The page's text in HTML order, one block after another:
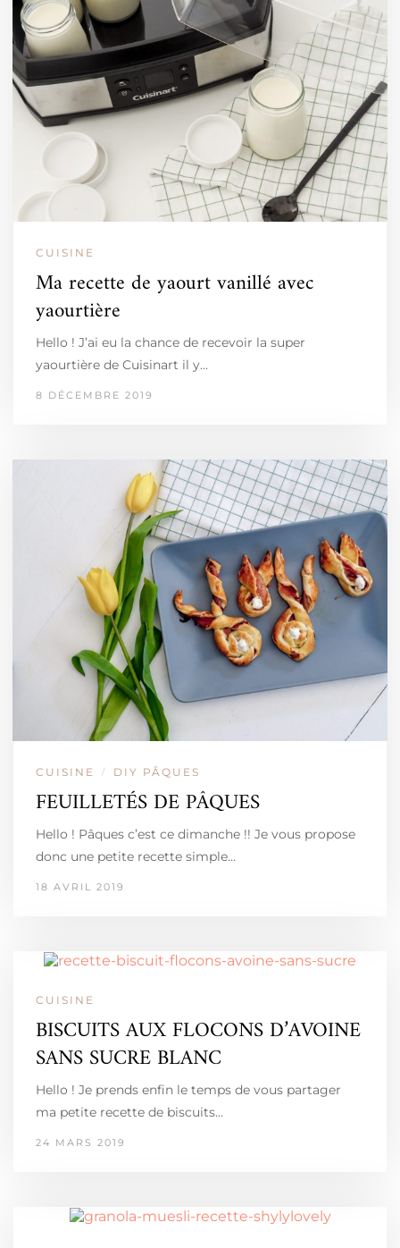
CUISINE
Ma recette de yaourt vanillé avec
yaourtière
Hello ! J’ai eu la chance de recevoir la super
yaourtière de Cuisinart il y…
8 DÉCEMBRE 2019
CUISINE / DIY PÂQUES
FEUILLETÉS DE PÂQUES
Hello ! Pâques c’est ce dimanche !! Je vous propose
donc une petite recette simple…
18 AVRIL 2019
CUISINE
BISCUITS AUX FLOCONS D’AVOINE
SANS SUCRE BLANC
Hello ! Je prends enfin le temps de vous partager
ma petite recette de biscuits…
24 MARS 2019